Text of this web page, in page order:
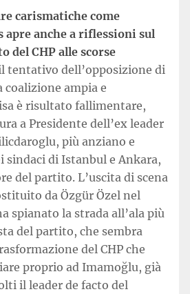
carismatiche come
apre anche a riflessioni sul
del CHP alle scorse
tentativo dell’opposizione di
ampia e
è risultato fallimentare,
a Presidente dell’ex leader
più anziano e
sindaci di Istanbul e Ankara,
del partito. L’uscita di scena
da Özgür Özel nel
spianato la strada all’ala più
del partito, che sembra
del CHP che
proprio ad Imamoğlu, già
il leader de facto del